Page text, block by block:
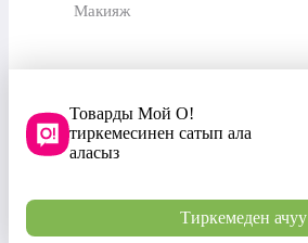
Макияж
Товарды Мой О!
тиркемесинен сатып ала
аласыз
Тиркемеден ачуу